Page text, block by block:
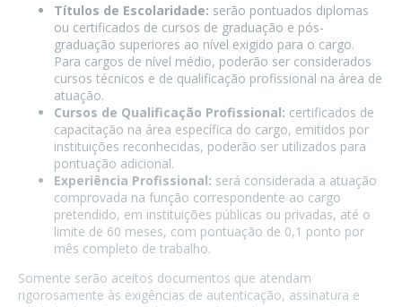
Títulos de Escolaridade: serão pontuados diplomas
ou certificados de cursos de graduação e pós-
graduação superiores ao nível exigido para o cargo.
Para cargos de nível médio, poderão ser considerados
cursos técnicos e de qualificação profissional na área de
atuação.
Cursos de Qualificação Profissional: certificados de
capacitação na área específica do cargo, emitidos por
instituições reconhecidas, poderão ser utilizados para
pontuação adicional.
Experiência Profissional: será considerada a atuação
comprovada na função correspondente ao cargo
pretendido, em instituições públicas ou privadas, até o
limite de 60 meses, com pontuação de 0,1 ponto por
mês completo de trabalho.
Somente serão aceitos documentos que atendam
rigorosamente às exigências de autenticação, assinatura e